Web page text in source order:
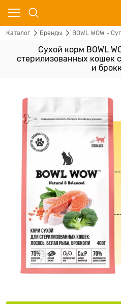
Каталог Бренды BOWL WOW -
Сухой корм BOWL
стерилизованных кошек
и